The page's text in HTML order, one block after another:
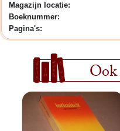
Magazijn locatie:
Boeknummer:
Pagina's: